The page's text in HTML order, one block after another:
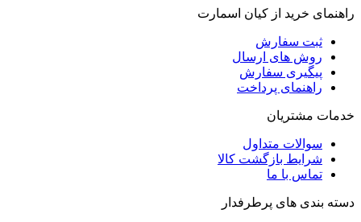
راهنمای خرید از کیان اسمارت
ثبت سفارش
روش‌ های ارسال
پیگیری سفارش
راهنمای پرداخت
خدمات مشتریان
سوالات متداول
شرایط بازگشت کالا
تماس با ما
دسته بندی های پرطرفدار